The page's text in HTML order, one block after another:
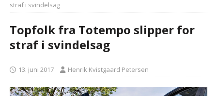
straf i svindelsag
Topfolk fra Totempo slipper for
straf i svindelsag
13. juni 2017 Henrik Kvistgaard Petersen